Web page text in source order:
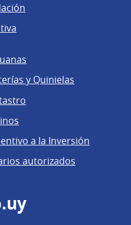
y Quinielas
a la Inversión
autorizados